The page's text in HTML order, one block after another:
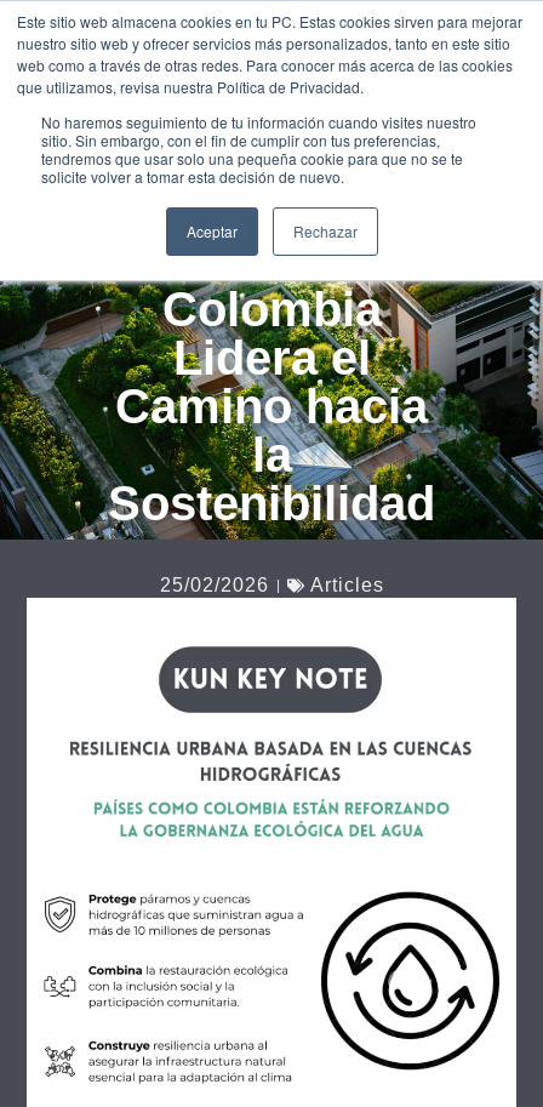
Este sitio web almacena cookies en tu PC. Estas cookies sirven para mejorar
nuestro sitio web y ofrecer servicios más personalizados, tanto en este sitio
web como a través de otras redes. Para conocer más acerca de las cookies
que utilizamos, revisa nuestra Política de Privacidad.
No haremos seguimiento de tu información cuando visites nuestro
sitio. Sin embargo, con el fin de cumplir con tus preferencias,
tendremos que usar solo una pequeña cookie para que no se te
solicite volver a tomar esta decisión de nuevo.
Aceptar Rechazar
UNEIX-
TE
De los
Páramos a las
Ciudades del
Futuro:
Colombia
Lidera el
Camino hacia
la
Sostenibilidad
25/02/2026 Articles